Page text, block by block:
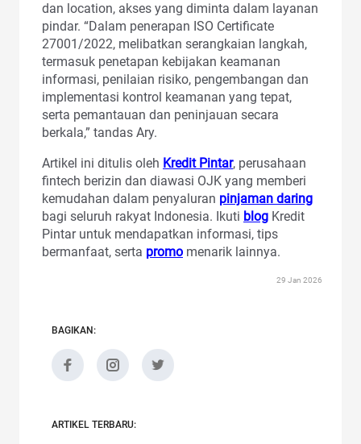
dan location, akses yang diminta dalam layanan
pindar. “Dalam penerapan ISO Certificate
27001/2022, melibatkan serangkaian langkah,
termasuk penetapan kebijakan keamanan
informasi, penilaian risiko, pengembangan dan
implementasi kontrol keamanan yang tepat,
serta pemantauan dan peninjauan secara
berkala,” tandas Ary.
Artikel ini ditulis oleh Kredit Pintar, perusahaan
fintech berizin dan diawasi OJK yang memberi
kemudahan dalam penyaluran pinjaman daring
bagi seluruh rakyat Indonesia. Ikuti blog Kredit
Pintar untuk mendapatkan informasi, tips
bermanfaat, serta promo menarik lainnya.
29 Jan 2026
BAGIKAN:
ARTIKEL TERBARU: